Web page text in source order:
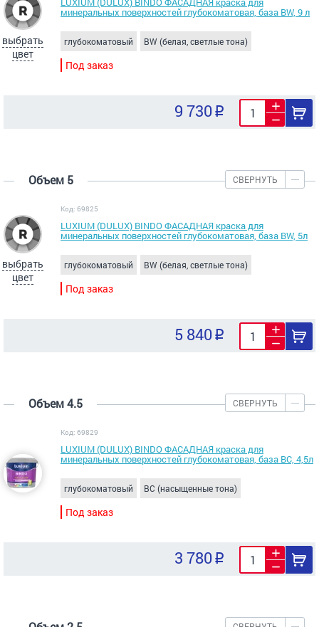
выбрать
цвет
минеральных поверхностей глубокоматовая, база ВW, 9 л
глубокоматовый BW (белая, светлые тона)
Под заказ
9 730
Объем 5 СВЕРНУТЬ
выбрать
цвет
Код: 69825
LUXIUM (DULUX) BINDO ФАСАДНАЯ краска для
минеральных поверхностей глубокоматовая, база ВW, 5л
глубокоматовый BW (белая, светлые тона)
Под заказ
5 840
Объем 4.5 СВЕРНУТЬ
Код: 69829
LUXIUM (DULUX) BINDO ФАСАДНАЯ краска для
минеральных поверхностей глубокоматовая, база ВС, 4,5л
глубокоматовый BC (насыщенные тона)
Под заказ
3 780